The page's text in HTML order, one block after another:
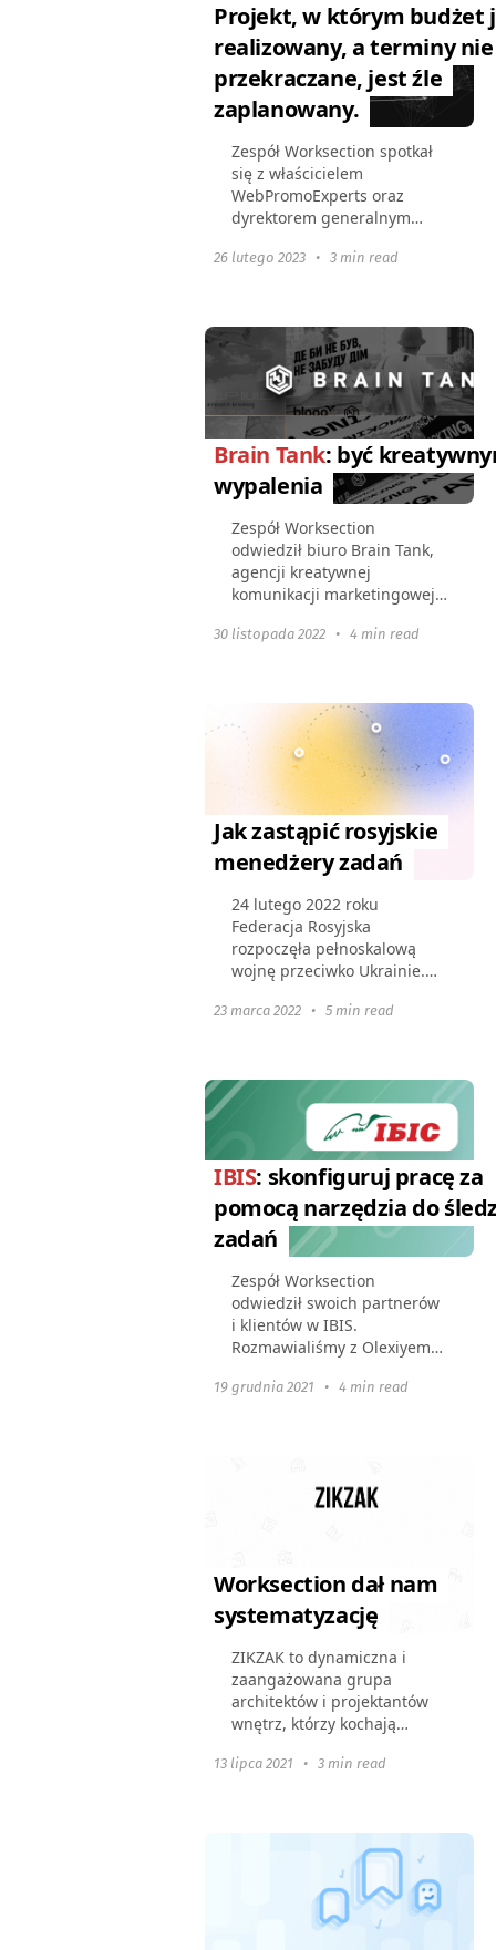
Projekt, w którym budżet
realizowany, a terminy nie
przekraczane, jest źle
zaplanowany.
Zespół Worksection spotkał
się z właścicielem
WebPromoExperts oraz
dyrektorem generalnym
Marketing Academy
sposoby zarządzania
wieloma...
26 lutego 2023 • 3 min read
Brain Tank: być
wypalenia
Zespół Worksection
odwiedził biuro Brain Tank,
agencji kreatywnej
komunikacji marketingowej.
Myroniuk, partnerem
kreatywności i
minimalnego...
30 listopada 2022 • 4 min read
Jak zastąpić rosyjskie
menedżery zadań
24 lutego 2022 roku
Federacja Rosyjska
rozpoczęła pełnoskalową
wojnę przeciwko Ukrainie.
wielu sankcjom ze strony
krajów, które nie popierają...
23 marca 2022 • 5 min read
IBIS: skonfiguruj pracę za
pomocą narzędzia do
zadań
Zespół Worksection
odwiedził swoich partnerów
i klientów w IBIS.
Rozmawialiśmy z Olexiyem
Samoilyovem, którzy nie
19 grudnia 2021 • 4 min read
Worksection dał nam
systematyzację
ZIKZAK to dynamiczna i
zaangażowana grupa
architektów i projektantów
wnętrz, którzy kochają
twórczy. Ich doświadczenie
oczekiwania...
13 lipca 2021 • 3 min read